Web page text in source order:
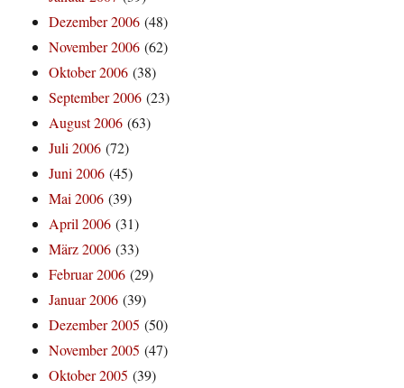
Dezember 2006 (48)
November 2006 (62)
Oktober 2006 (38)
September 2006 (23)
August 2006 (63)
Juli 2006 (72)
Juni 2006 (45)
Mai 2006 (39)
April 2006 (31)
März 2006 (33)
Februar 2006 (29)
Januar 2006 (39)
Dezember 2005 (50)
November 2005 (47)
Oktober 2005 (39)